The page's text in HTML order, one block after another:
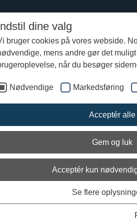
dine valg
bruger cookies på vores webside.
mens andre gør det
når du besøger
Nødvendige Markedsføring
Acceptér alle
Gem og luk
Acceptér kun
Se flere
togt Roskilde-Irland 2007 Logbog &
os Irland
08-2007
har kurs mod sydvest og den irske
tre i nat.
of Man i morges klokken 09:00.
mødt op på havnen for at sige farvel.
vemod, at jeg tog afsked med Roy
øen. Vi besøgte parlamentet, hvor
hvor miniput-statens politiske